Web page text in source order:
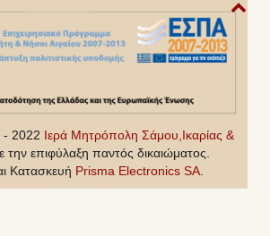
2022 Ιερά Μητρόπολη Σάμου,Ικαρίας &
την επιφύλαξη παντός δικαιώματος.
Κατασκευή Prisma Electronics SA.